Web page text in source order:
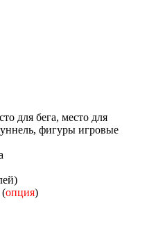
для бега, место для
фигуры игровые
(опция)